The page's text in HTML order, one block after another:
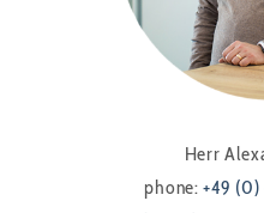
Herr
phone:+49 (0)